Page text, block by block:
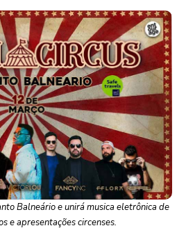
Balneário e unirá musica eletrônica de
e apresentações circenses.